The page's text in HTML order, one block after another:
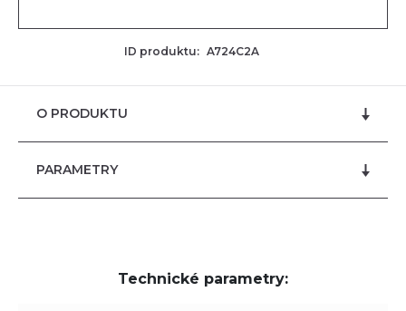
ID produktu: A724C2A
O PRODUKTU
PARAMETRY
Technické parametry: